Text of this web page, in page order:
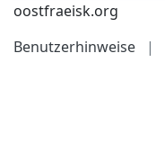
oostfraeisk.org
Benutzerhinweise
|